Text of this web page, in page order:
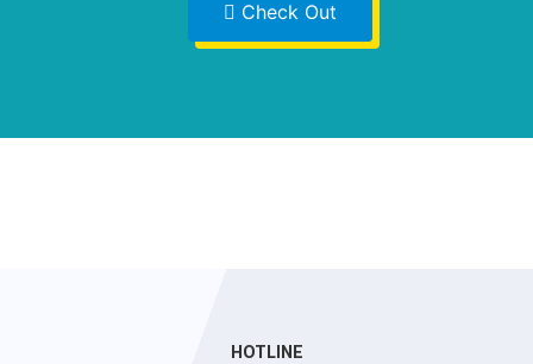
Check Out
HOTLINE